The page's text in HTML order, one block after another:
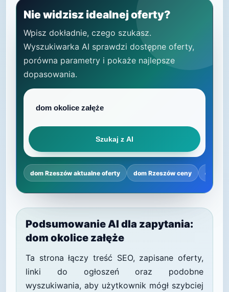
Nie widzisz idealnej oferty?
Wpisz dokładnie, czego szukasz.
Wyszukiwarka AI sprawdzi dostępne oferty,
porówna parametry i pokaże najlepsze
dopasowania.
Szukaj z AI
dom Rzeszów aktualne oferty dom Rzeszów ceny dom
Podsumowanie AI dla zapytania:
dom okolice załęże
Ta strona łączy treść SEO, zapisane oferty,
linki do ogłoszeń oraz podobne
wyszukiwania, aby użytkownik mógł szybciej